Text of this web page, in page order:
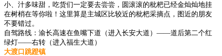
小、汁多味甜，吃货们一定要去尝尝，圆滚滚的枇杷已经金灿灿地挂
在树梢在等你啦！这里算是主城区比较近的枇杷采摘点，图近的朋友
不要错过。
自驾路线：渝长高速在鱼嘴下道（进入长安大道）——道后第二个红
绿灯——右转（进入福生大道）
大渡口跳蹬镇